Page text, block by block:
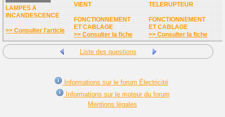
LAMPES A
INCANDESCENCE
>> Consulter l'article
VIENT
FONCTIONNEMENT
ET CABLAGE
>> Consulter la fiche
TELERUPTEUR
FONCTIONNEMENT
ET CABLAGE
>> Consulter la fiche
Liste des questions
Informations sur le forum Électricité
Informations sur le moteur du forum
Mentions légales